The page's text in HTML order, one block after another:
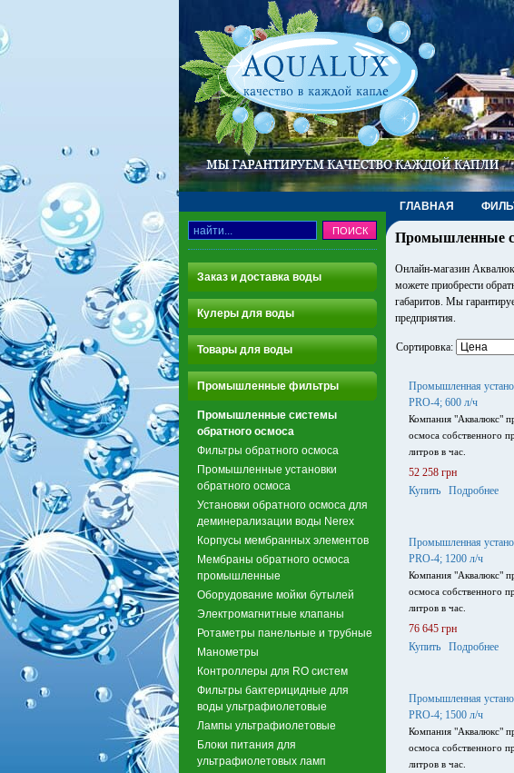
ГЛАВНАЯ
Заказ и доставка воды
Кулеры для воды
Товары для воды
Промышленные фильтры
Промышленные системы
обратного осмоса
Фильтры обратного осмоса
Промышленные установки
обратного осмоса
Установки обратного осмоса для
деминерализации воды Nerex
Корпусы мембранных элементов
Мембраны обратного осмоса
промышленные
Оборудование мойки бутылей
Электромагнитные клапаны
Ротаметры панельные и трубные
Манометры
Контроллеры для RO систем
Фильтры бактерицидные для
воды ультрафиолетовые
Лампы ультрафиолетовые
Блоки питания для
ультрафиолетовых ламп
Промышленные
Онлайн-магазин
можете приобрести
габаритов. Мы
предприятия.
Сортировка:
Промышленная
PRO-4; 600 л/ч
Компания "Аквалюкс"
осмоса собственного
литров в час.
52 258 грн
Купить
Подробнее
Промышленная
PRO-4; 1200 л/ч
Компания "Аквалюкс"
осмоса собственного
литров в час.
76 645 грн
Купить
Подробнее
Промышленная
PRO-4; 1500 л/ч
Компания "Аквалюкс"
осмоса собственного
литров в час.